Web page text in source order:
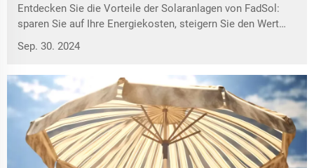
Entdecken Sie die Vorteile der Solaranlagen von FadSol:
sparen Sie auf Ihre Energiekosten, steigern Sie den Wert
Ihrer Immobilie und fördern Sie eine nachhaltige Zukunft!
Sep. 30. 2024